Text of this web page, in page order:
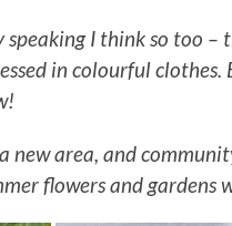
I think so too –
in colourful
new area, and
flowers and gardens